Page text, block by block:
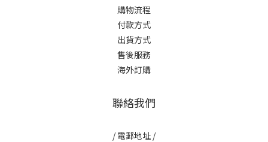
購物流程
付款方式
出貨方式
售後服務
海外訂購
聯絡我們
/ 電郵地址 /